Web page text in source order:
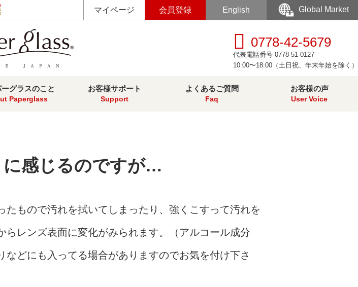
マイページ 会員登録 English Global Market
0778-42-5679
代表電話番号 0778-51-0127
10:00〜18:00（土日祝、年末年始を除く）
グラスのこと
Paperglass
お客様サポート
Support
よくあるご質問
Faq
お客様の声
User Voice
に感じるのですが…
もので汚れを拭いてしまったり、強くこすって汚れを
レンズ表面に変化がみられます。（アルコール成分
どにも入ってる場合がありますのでお気を付け下さ